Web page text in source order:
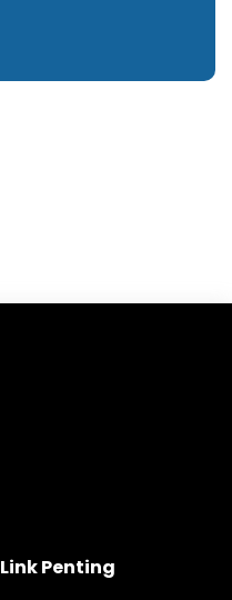
Link Penting